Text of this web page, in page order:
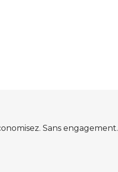
Sans engagement.